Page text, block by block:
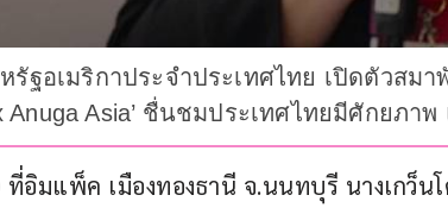
ฐอเมริกาประจำประเทศไทย เปิดตัวสม
Anuga Asia’ ชื่นชมประเทศไทยมีศักยภา
อิมแพ็ค เมืองทองธานี จ.นนทบุรี นางเกว็น